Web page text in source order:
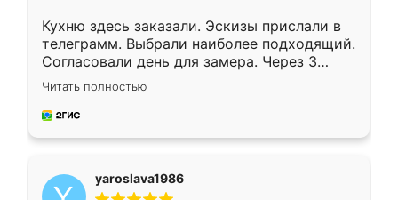
Кухню здесь заказали. Эскизы прислали в
телеграмм. Выбрали наиболее подходящий.
Согласовали день для замера. Через 3
недели кухня была уже готова. Остались
довольны работой. Спасибо Ренессанс
мебель за качественную работу!
Читать полностью
yaroslava1986